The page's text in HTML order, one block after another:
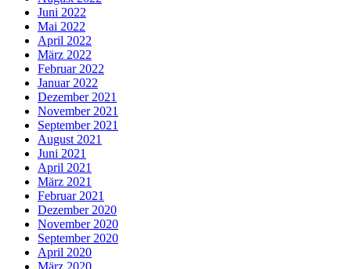
Juni 2022
Mai 2022
April 2022
März 2022
Februar 2022
Januar 2022
Dezember 2021
November 2021
September 2021
August 2021
Juni 2021
April 2021
März 2021
Februar 2021
Dezember 2020
November 2020
September 2020
April 2020
März 2020